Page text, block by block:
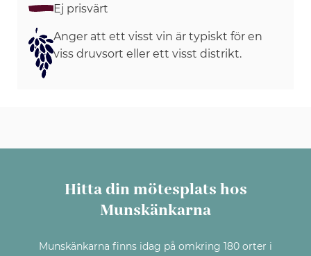
Ej prisvärt
Anger att ett visst vin är typiskt för en
viss druvsort eller ett visst distrikt.
Hitta din mötesplats hos
Munskänkarna
Munskänkarna finns idag på omkring 180 orter i